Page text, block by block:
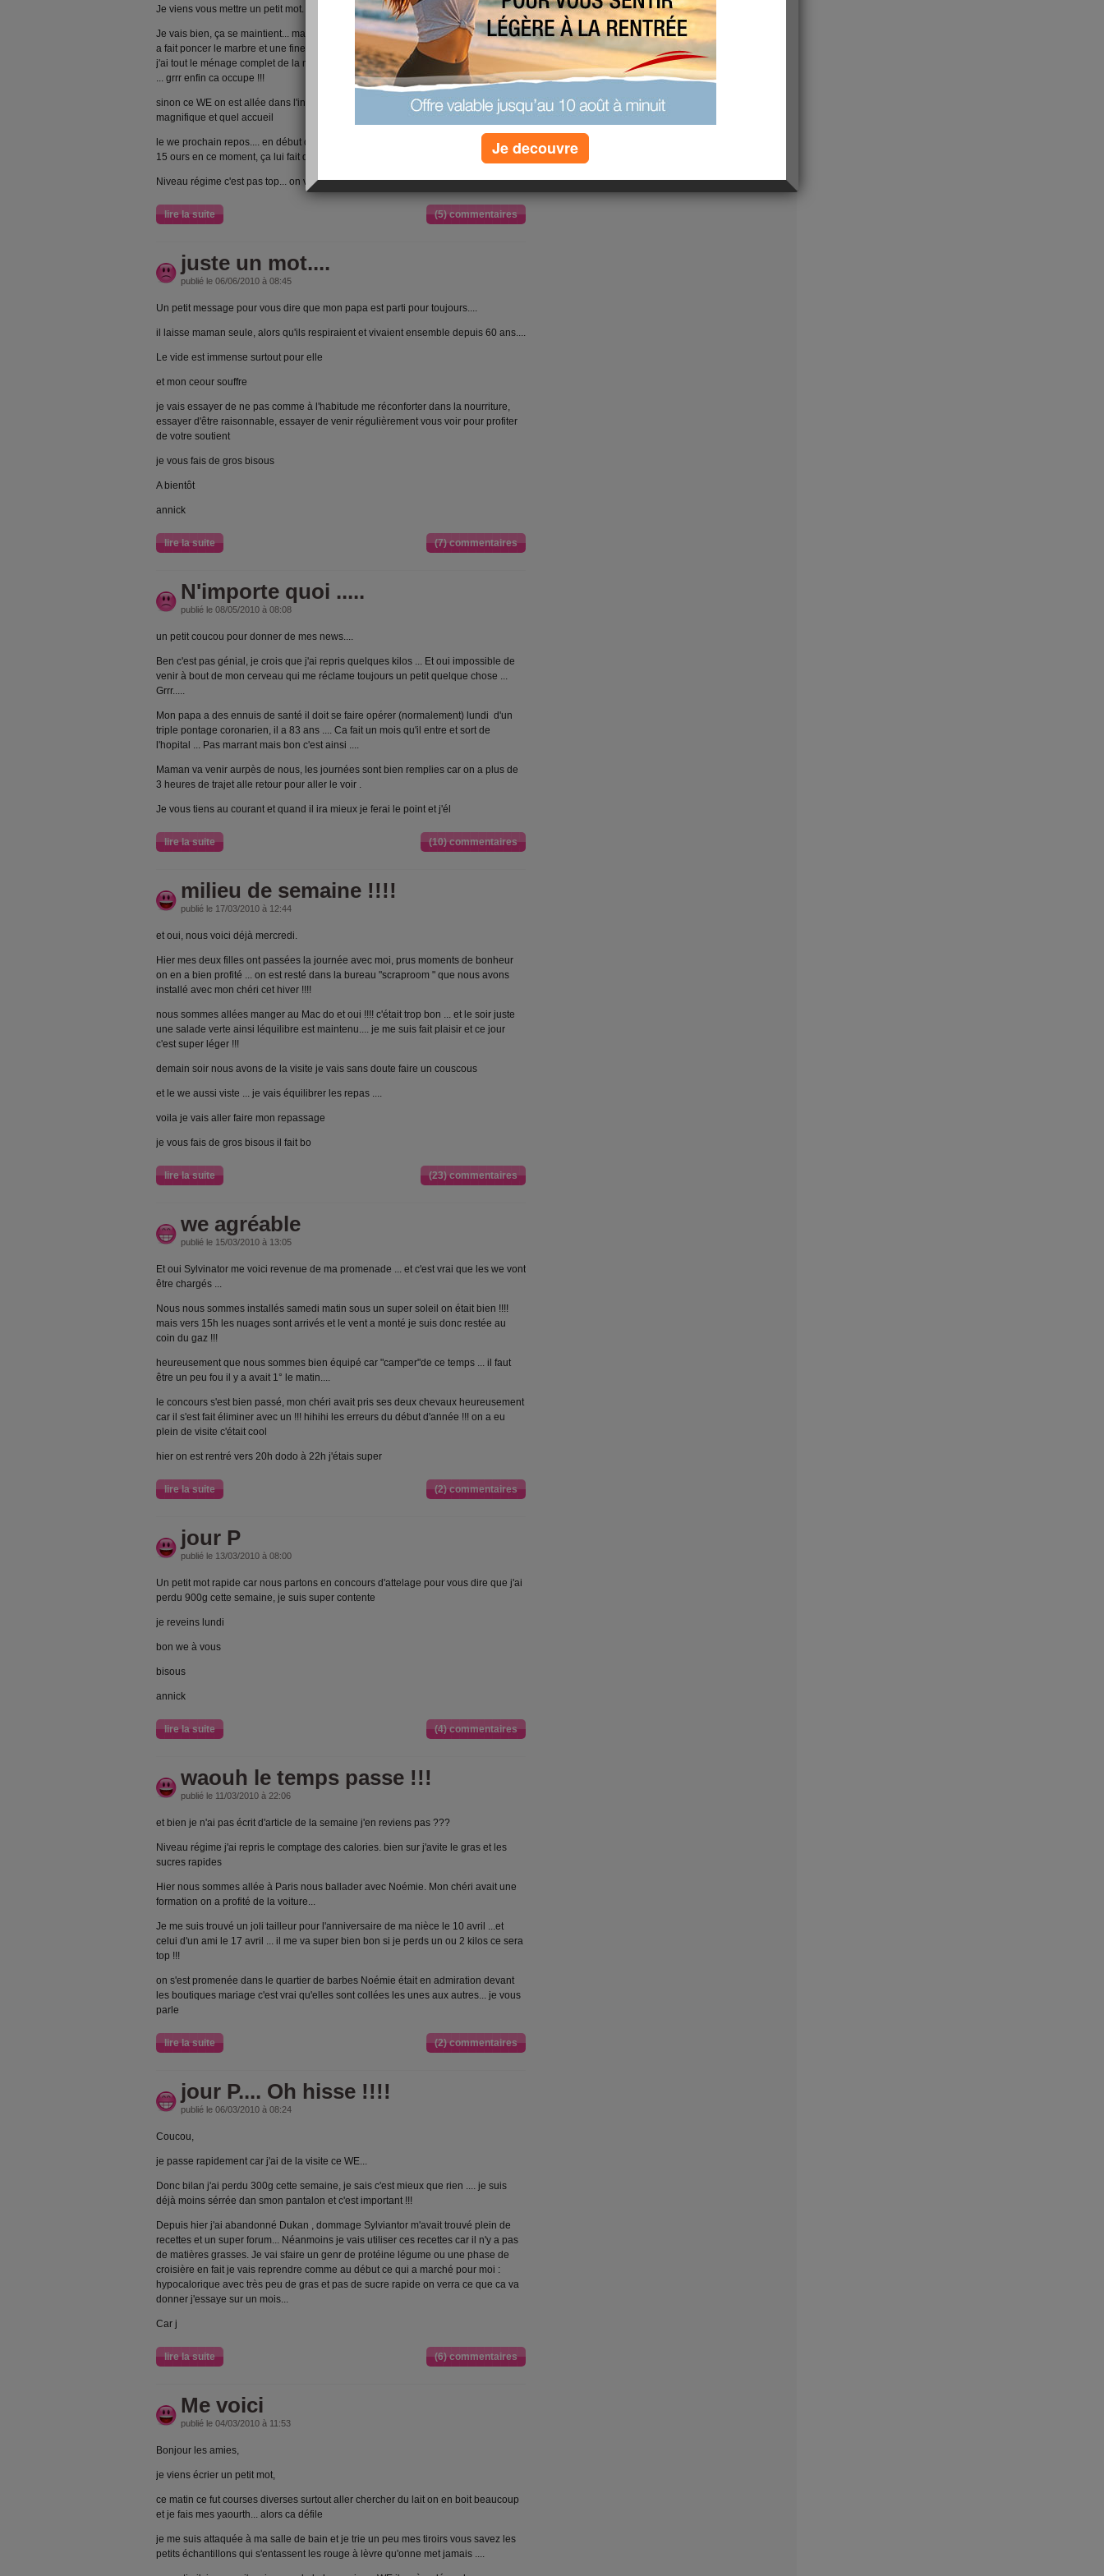
Je viens vous mettre un petit mot.
Je vais bien, ça se maintient... mais j'ai beaucoup de travail à faire à la maison, on
a fait poncer le marbre et une fine poussière blanche s'est déposée partout... donc
j'ai tout le ménage complet de la maison à refaire, il y en a même dans les placards
... grrr enfin ca occupe !!!
sinon ce WE on est allée dans l'indre faire un concours d'attelage, c'était super
magnifique et quel accueil
le we prochain repos.... en début de semaine je pars chez maman j'y vais tous les
15 ours en ce moment, ça lui fait du bien et à moi aussi.
Niveau régime c'est pas top... on verra ça bientôt c'est promis.... de
lire la suite (5) commentaires
juste un mot....
publié le 06/06/2010 à 08:45
Un petit message pour vous dire que mon papa est parti pour toujours....
il laisse maman seule, alors qu'ils respiraient et vivaient ensemble depuis 60 ans....
Le vide est immense surtout pour elle
et mon ceour souffre
je vais essayer de ne pas comme à l'habitude me réconforter dans la nourriture,
essayer d'être raisonnable, essayer de venir régulièrement vous voir pour profiter
de votre soutient
je vous fais de gros bisous
A bientôt
annick
lire la suite (7) commentaires
N'importe quoi .....
publié le 08/05/2010 à 08:08
un petit coucou pour donner de mes news....
Ben c'est pas génial, je crois que j'ai repris quelques kilos ... Et oui impossible de
venir à bout de mon cerveau qui me réclame toujours un petit quelque chose ...
Grrr.....
Mon papa a des ennuis de santé il doit se faire opérer (normalement) lundi d'un
triple pontage coronarien, il a 83 ans .... Ca fait un mois qu'il entre et sort de
l'hopital ... Pas marrant mais bon c'est ainsi ....
Maman va venir aurpès de nous, les journées sont bien remplies car on a plus de
3 heures de trajet alle retour pour aller le voir .
Je vous tiens au courant et quand il ira mieux je ferai le point et j'él
lire la suite (10) commentaires
milieu de semaine !!!!
publié le 17/03/2010 à 12:44
et oui, nous voici déjà mercredi.
Hier mes deux filles ont passées la journée avec moi, prus moments de bonheur
on en a bien profité ... on est resté dans la bureau "scraproom " que nous avons
installé avec mon chéri cet hiver !!!!
nous sommes allées manger au Mac do et oui !!!! c'était trop bon ... et le soir juste
une salade verte ainsi léquilibre est maintenu.... je me suis fait plaisir et ce jour
c'est super léger !!!
demain soir nous avons de la visite je vais sans doute faire un couscous
et le we aussi viste ... je vais équilibrer les repas ....
voila je vais aller faire mon repassage
je vous fais de gros bisous il fait bo
lire la suite (23) commentaires
we agréable
publié le 15/03/2010 à 13:05
Et oui Sylvinator me voici revenue de ma promenade ... et c'est vrai que les we vont
être chargés ...
Nous nous sommes installés samedi matin sous un super soleil on était bien !!!!
mais vers 15h les nuages sont arrivés et le vent a monté je suis donc restée au
coin du gaz !!!
heureusement que nous sommes bien équipé car "camper"de ce temps ... il faut
être un peu fou il y a avait 1° le matin....
le concours s'est bien passé, mon chéri avait pris ses deux chevaux heureusement
car il s'est fait éliminer avec un !!! hihihi les erreurs du début d'année !!! on a eu
plein de visite c'était cool
hier on est rentré vers 20h dodo à 22h j'étais super
lire la suite (2) commentaires
jour P
publié le 13/03/2010 à 08:00
Un petit mot rapide car nous partons en concours d'attelage pour vous dire que j'ai
perdu 900g cette semaine, je suis super contente
je reveins lundi
bon we à vous
bisous
annick
lire la suite (4) commentaires
waouh le temps passe !!!
publié le 11/03/2010 à 22:06
et bien je n'ai pas écrit d'article de la semaine j'en reviens pas ???
Niveau régime j'ai repris le comptage des calories. bien sur j'avite le gras et les
sucres rapides
Hier nous sommes allée à Paris nous ballader avec Noémie. Mon chéri avait une
formation on a profité de la voiture...
Je me suis trouvé un joli tailleur pour l'anniversaire de ma nièce le 10 avril ...et
celui d'un ami le 17 avril ... il me va super bien bon si je perds un ou 2 kilos ce sera
top !!!
on s'est promenée dans le quartier de barbes Noémie était en admiration devant
les boutiques mariage c'est vrai qu'elles sont collées les unes aux autres... je vous
parle
lire la suite (2) commentaires
jour P.... Oh hisse !!!!
publié le 06/03/2010 à 08:24
Coucou,
je passe rapidement car j'ai de la visite ce WE...
Donc bilan j'ai perdu 300g cette semaine, je sais c'est mieux que rien .... je suis
déjà moins sérrée dan smon pantalon et c'est important !!!
Depuis hier j'ai abandonné Dukan , dommage Sylviantor m'avait trouvé plein de
recettes et un super forum... Néanmoins je vais utiliser ces recettes car il n'y a pas
de matières grasses. Je vai sfaire un genr de protéine légume ou une phase de
croisière en fait je vais reprendre comme au début ce qui a marché pour moi :
hypocalorique avec très peu de gras et pas de sucre rapide on verra ce que ca va
donner j'essaye sur un mois...
Car j
lire la suite (6) commentaires
Me voici
publié le 04/03/2010 à 11:53
Bonjour les amies,
je viens écrier un petit mot,
ce matin ce fut courses diverses surtout aller chercher du lait on en boit beaucoup
et je fais mes yaourth... alors ca défile
je me suis attaquée à ma salle de bain et je trie un peu mes tiroirs vous savez les
petits échantillons qui s'entassent les rouge à lèvre qu'onne met jamais ....
Je decouvre